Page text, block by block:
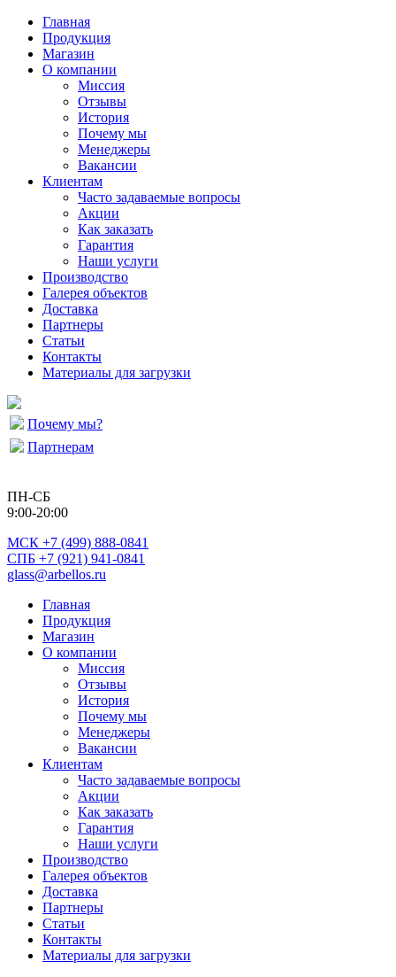
Главная
Продукция
Магазин
О компании
Миссия
Отзывы
История
Почему мы
Менеджеры
Вакансии
Клиентам
Часто задаваемые вопросы
Акции
Как заказать
Гарантия
Наши услуги
Производство
Галерея объектов
Доставка
Партнеры
Статьи
Контакты
Материалы для загрузки
Почему мы?
Партнерам
ПН-СБ
9:00-20:00
МСК +7 (499) 888-0841
СПБ +7 (921) 941-0841
glass@arbellos.ru
Главная
Продукция
Магазин
О компании
Миссия
Отзывы
История
Почему мы
Менеджеры
Вакансии
Клиентам
Часто задаваемые вопросы
Акции
Как заказать
Гарантия
Наши услуги
Производство
Галерея объектов
Доставка
Партнеры
Статьи
Контакты
Материалы для загрузки